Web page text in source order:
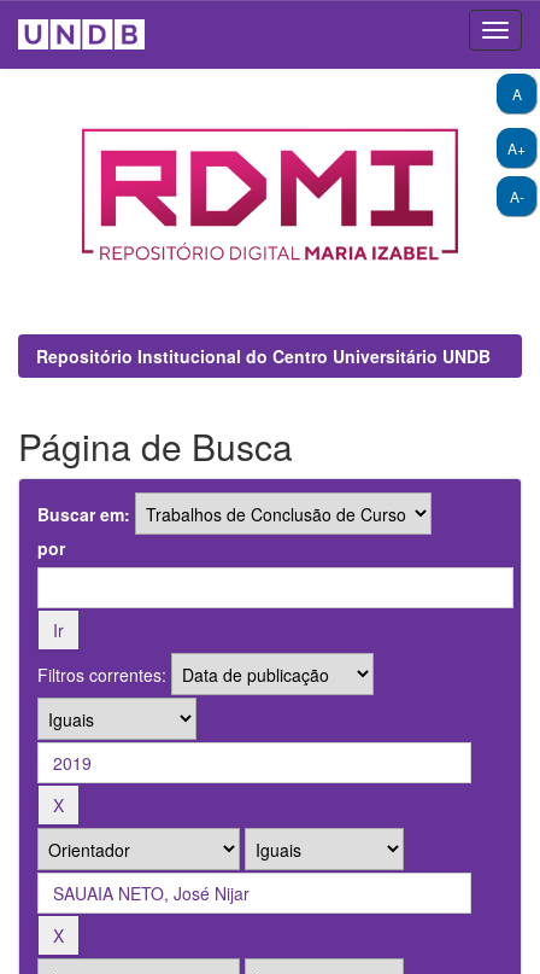
A+
A-
A
Repositório Institucional do Centro Universitário UNDB
Página de Busca
Buscar em:
por
Filtros correntes: